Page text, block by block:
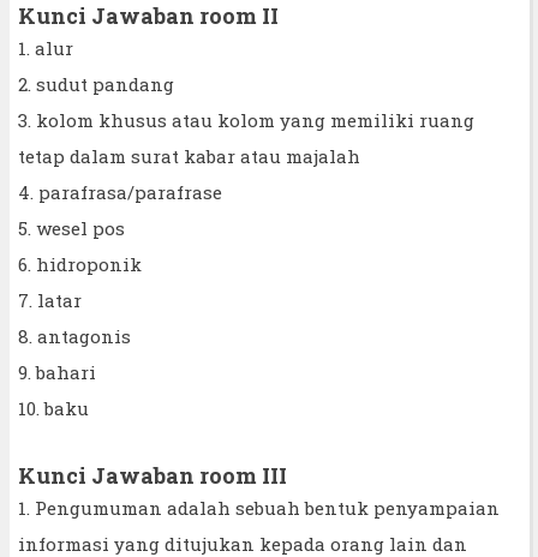
Kunci Jawaban room II
1. alur
2. sudut pandang
3. kolom khusus atau kolom yang memiliki ruang
tetap dalam surat kabar atau majalah
4. parafrasa/parafrase
5. wesel pos
6. hidroponik
7. latar
8. antagonis
9. bahari
10. baku
Kunci Jawaban room III
1. Pengumuman adalah sebuah bentuk penyampaian
informasi yang ditujukan kepada orang lain dan